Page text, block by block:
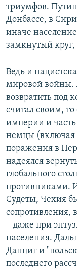
триумфов.
Донбассе, в
иначе
замкнутый круг,
Ведь и
мировой войны.
возвратить под
считал своим,
империи и
немцы (включая
поражения в
надеялся
глобального
противниками. И
Судеты, Чехия
сопротивления,
– даже при
населения.
Данциг и
последнего